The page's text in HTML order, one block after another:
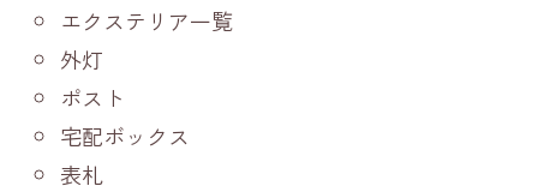
エクステリア一覧
外灯
ポスト
宅配ボックス
表札